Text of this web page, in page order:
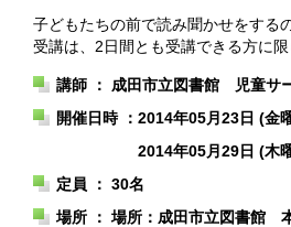
子どもたちの前で読み聞かせをする
受講は、2日間とも受講できる方に限
講師 ： 成田市立図書館 児童サ
開催日時 ： 2014年05月23日 (金
2014年05月29日 (木
定員 ： 30名
場所 ： 場所：成田市立図書館